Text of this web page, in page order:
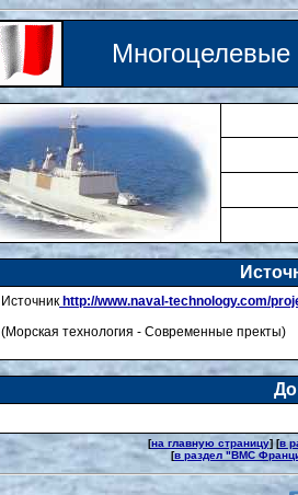
Источник http://www.naval-technology.com/
(Морская технология - Современные пректы)
[на главную страницу] [в
[в раздел "ВМС